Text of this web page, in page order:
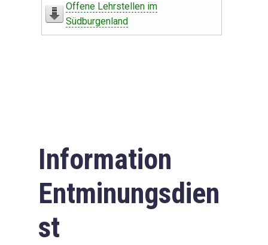
Offene Lehrstellen im
Südburgenland
Information
Entminungsdien
st